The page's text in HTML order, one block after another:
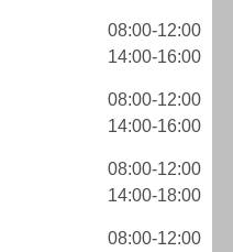
08:00-12:00
14:00-16:00
08:00-12:00
14:00-16:00
08:00-12:00
14:00-18:00
08:00-12:00